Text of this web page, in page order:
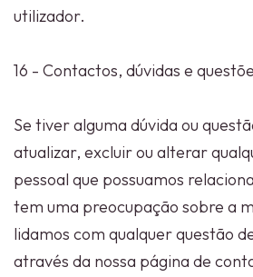
utilizador.
16 - Contactos, dúvidas e
Se tiver alguma dúvida ou
atualizar, excluir ou alterar
pessoal que possuamos
tem uma preocupação sobre a
lidamos com qualquer questão
através da nossa página de